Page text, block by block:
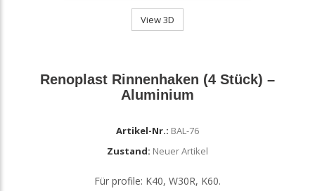
View 3D
Renoplast Rinnenhaken (4 Stück) –
Aluminium
Artikel-Nr.: BAL-76
Zustand: Neuer Artikel
Für profile: K40, W30R, K60.